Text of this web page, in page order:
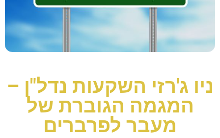
ניו ג'רזי השקעות נדל"ן –
המגמה הגוברת של
מעבר לפרברים